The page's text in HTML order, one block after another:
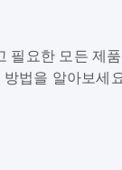
필요한 모든 제
법을 알아보세